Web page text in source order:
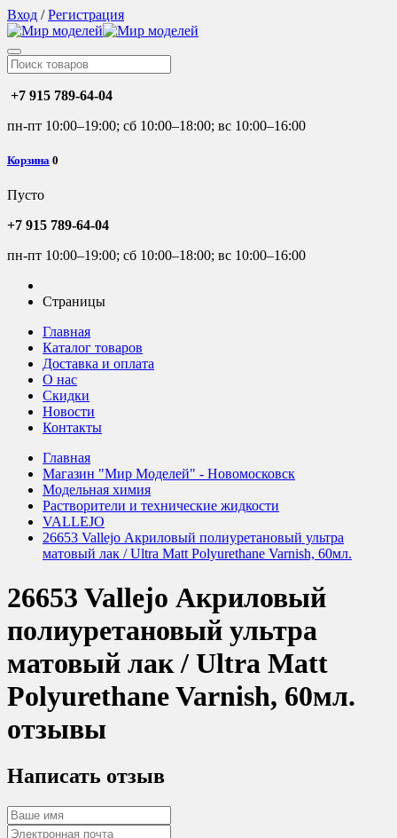
Вход /Регистрация
+7 915 789-64-04
пн-пт 10:00–19:00; сб 10:00–18:00; вс 10:00–16:00
Корзина 0
Пусто
+7 915 789-64-04
пн-пт 10:00–19:00; сб 10:00–18:00; вс 10:00–16:00
Страницы
Главная
Каталог товаров
Доставка и оплата
О нас
Скидки
Новости
Контакты
Главная
Магазин "Мир Моделей" - Новомосковск
Модельная химия
Растворители и технические жидкости
VALLEJO
26653 Vallejo Акриловый полиуретановый ультра
матовый лак / Ultra Matt Polyurethane Varnish, 60мл.
26653 Vallejo Акриловый
полиуретановый ультра
матовый лак / Ultra Matt
Polyurethane Varnish, 60мл.
отзывы
Написать отзыв